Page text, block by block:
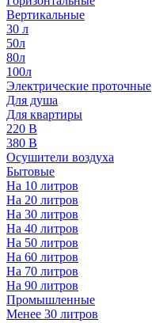
Вертикальные
30 л
50л
80л
100л
Электрические проточные
Для душа
Для квартиры
220 В
380 В
Осушители воздуха
Бытовые
На 10 литров
На 20 литров
На 30 литров
На 40 литров
На 50 литров
На 60 литров
На 70 литров
На 90 литров
Промышленные
Менее 30 литров